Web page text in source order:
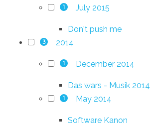
1 July 2015
Don't push me
3 2014
1 December 2014
Das wars - Musik 2014
1 May 2014
Software Kanon